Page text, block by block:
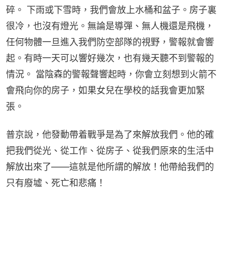
碎。 下雨或下雪時，我們會放上水桶和盆子。房子裏
很冷，也沒有燈光。無論是導彈、無人機還是飛機，
任何物體一旦進入我們防空部隊的視野，警報就會響
起。有時一天可以響好幾次，也有幾天聽不到警報的
情況。 當陰森的警報聲響起時，你會立刻想到火箭不
會飛向你的房子，如果女兒在學校的話我會更加緊
張。
普京說，他發動帶着戰爭是為了來解放我們。他的確
把我們從光、從工作、從房子、從我們原來的生活中
解放出來了——這就是他所謂的解放！他帶給我們的
只有廢墟、死亡和悲痛！